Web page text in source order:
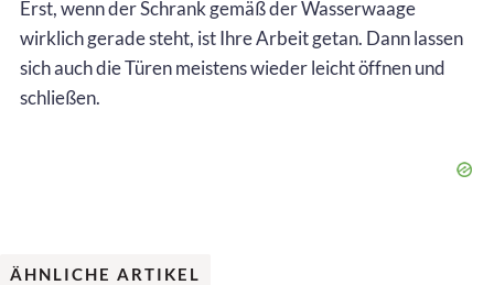
Erst, wenn der Schrank gemäß der Wasserwaage
wirklich gerade steht, ist Ihre Arbeit getan. Dann lassen
sich auch die Türen meistens wieder leicht öffnen und
schließen.
ÄHNLICHE ARTIKEL